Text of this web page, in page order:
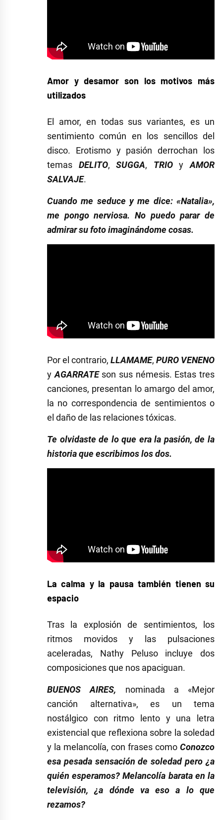
Amor y desamor son los motivos más
utilizados
El amor, en todas sus variantes, es un
sentimiento común en los sencillos del
disco. Erotismo y pasión derrochan los
temas DELITO,SUGGA, TRIO yAMOR
SALVAJE.
Cuando me seduce y me dice: «Natalia»,
me pongo nerviosa. No puedo parar de
admirar su foto imaginándome cosas.
Por el contrario, LLAMAME, PURO VENENO
yAGARRATEson sus némesis. Estas tres
canciones, presentan lo amargo del amor,
la no correspondencia de sentimientos o
el daño de las relaciones tóxicas.
Te olvidaste de lo que era la pasión, de la
historia que escribimos los dos.
La calma y la pausa también tienen su
espacio
Tras la explosión de sentimientos, los
ritmos movidos y las pulsaciones
aceleradas, Nathy Peluso incluye dos
composiciones que nos apaciguan.
BUENOS AIRES, nominada a «Mejor
canción alternativa», es un tema
nostálgico con ritmo lento y una letra
existencial que reflexiona sobre la soledad
y la melancolía, con frases como Conozco
esa pesada sensación de soledad pero ¿a
quién esperamos? Melancolía barata en la
televisión, ¿a dónde va eso a lo que
rezamos?